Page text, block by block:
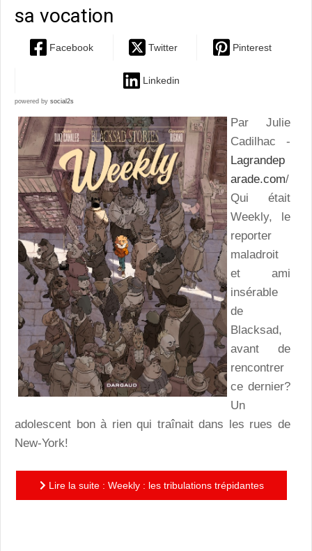
sa vocation
Facebook Twitter Pinterest
Linkedin
powered by social2s
Par Julie
Cadilhac -
Lagrandep
arade.com/
Qui était
Weekly, le
reporter
maladroit
et ami
insérable
de
Blacksad,
avant de
rencontrer
ce dernier?
Un
adolescent bon à rien qui traînait dans les rues de
New-York!
Lire la suite : Weekly : les tribulations trépidantes